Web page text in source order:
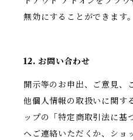
無効にすることができます。
12. お問い合わせ
開示等のお申出、ご意見、
他個人情報の取扱いに関す
ップの「特定商取引法に基
へご連絡いただくか、ショ